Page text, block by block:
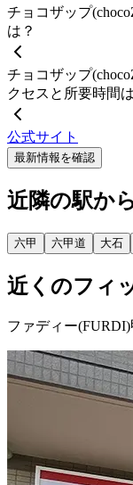
チョコザップ
は？
チョコザップ
クセスと所要時間
公式サイト
最新情報を確認
近隣の駅か
六甲 六甲道 大石
近くのフィ
ファディー